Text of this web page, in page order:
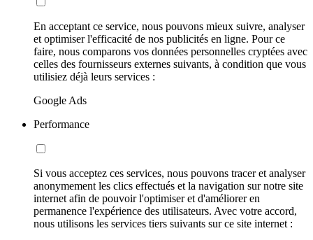
En acceptant ce service, nous pouvons mieux suivre, analyser
et optimiser l'efficacité de nos publicités en ligne. Pour ce
faire, nous comparons vos données personnelles cryptées avec
celles des fournisseurs externes suivants, à condition que vous
utilisiez déjà leurs services :
Google Ads
Performance
Si vous acceptez ces services, nous pouvons tracer et analyser
anonymement les clics effectués et la navigation sur notre site
internet afin de pouvoir l'optimiser et d'améliorer en
permanence l'expérience des utilisateurs. Avec votre accord,
nous utilisons les services tiers suivants sur ce site internet :